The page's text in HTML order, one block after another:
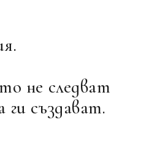
не следват
създават.